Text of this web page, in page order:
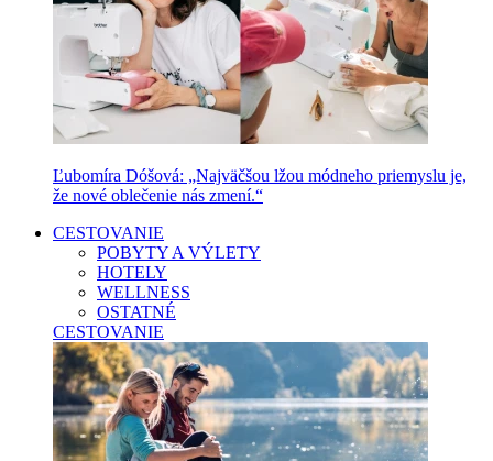
Ľubomíra Dóšová: „Najväčšou lžou módneho priemyslu je,
že nové oblečenie nás zmení.“
CESTOVANIE
POBYTY A VÝLETY
HOTELY
WELLNESS
OSTATNÉ
CESTOVANIE